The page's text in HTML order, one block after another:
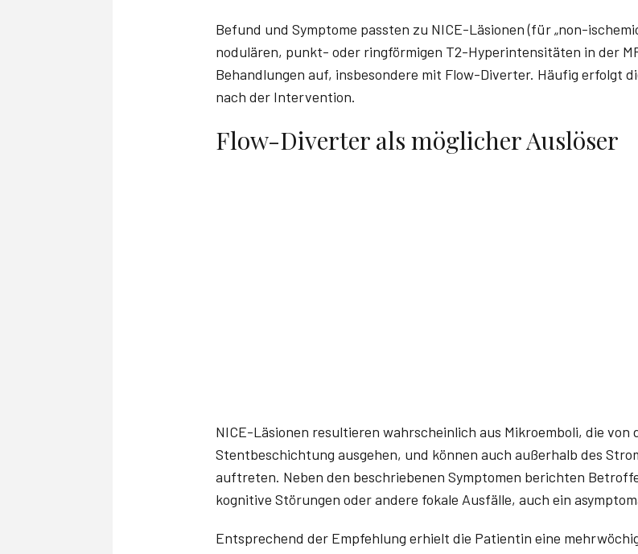
Befund und Symptome passten zu NICE-Läsionen (für „non-
nodulären, punkt- oder ringförmigen T2-Hyperintensitäten in der
Behandlungen auf, insbesondere mit Flow-Diverter. Häufig erfolgt
nach der Intervention.
Flow-Diverter als möglicher Auslöser
NICE-Läsionen resultieren wahrscheinlich aus Mikro­emboli, die von
Stentbeschichtung ausgehen, und können auch außerhalb des
auftreten. Neben den beschriebenen Symptomen berichten
kognitive Störungen oder andere fokale Ausfälle, auch ein
Entsprechend der Empfehlung erhielt die Patientin eine